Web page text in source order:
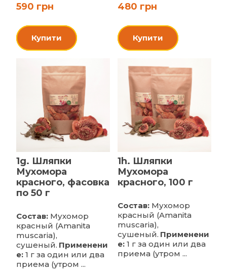
590 грн
Купити
480 грн
Купити
1g. Шляпки
Мухомора
красного, фасовка
по 50 г
Состав: Мухомор
красный (Amanita
muscaria),
сушеный. Применени
е:1 г за один или два
приема (утром ...
1h. Шляпки
Мухомора
красного, 100 г
Состав:Мухомор
красный (Amanita
muscaria),
сушеный. Применени
е: 1 г за один или два
приема (утром ...